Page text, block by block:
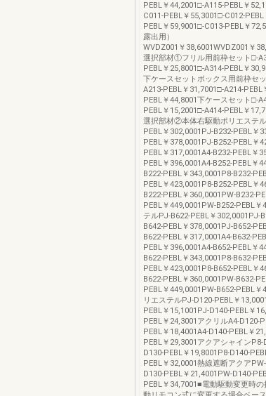
PEBL￥44,2001□-A115-PEBL￥
C011-PEBL￥55,3001□-C012-
PEBL￥59,9001□-C013-PEBL￥
露出用）
WVDZ001￥38,6001WVDZ001￥
選択部材①フリル用前枠セット□-
PEBL￥25,8001□-A314-PEBL￥
下ケースセットボックス用前枠セ
A213-PEBL￥31,7001□-A214-PEBL
PEBL￥44,8001下ケースセット□-
PEBL￥15,2001□-A414-PEBL￥
選択部材②本体右駆動ポリエステ
PEBL￥302,0001PJ-B232-PEBL￥
PEBL￥378,0001PJ-B252-PEBL￥
PEBL￥317,0001A4-B232-PEBL￥
PEBL￥396,0001A4-B252-PEBL￥
B222-PEBL￥343,0001P8-B232-
PEBL￥423,0001P8-B252-PEBL￥
B222-PEBL￥360,0001PW-B232-
PEBL￥449,0001PW-B252-PEBL
テルPJ-B622-PEBL￥302,0001PJ-
B642-PEBL￥378,0001PJ-B652-
B622-PEBL￥317,0001A4-B632-
PEBL￥396,0001A4-B652-PEBL￥
B622-PEBL￥343,0001P8-B632-
PEBL￥423,0001P8-B652-PEBL￥
B622-PEBL￥360,0001PW-B632-
PEBL￥449,0001PW-B652-PEBL
リエステルPJ-D120-PEBL￥
PEBL￥15,1001PJ-D140-PEBL￥
PEBL￥24,3001アクリルA4-D120-
PEBL￥18,4001A4-D140-PEBL￥
PEBL￥29,3001アクアシャイン
D130-PEBL￥19,8001P8-D140-
PEBL￥32,0001熱線遮断アクア
D130-PEBL￥21,4001PW-D140-
PEBL￥34,7001■電動駆動変更時